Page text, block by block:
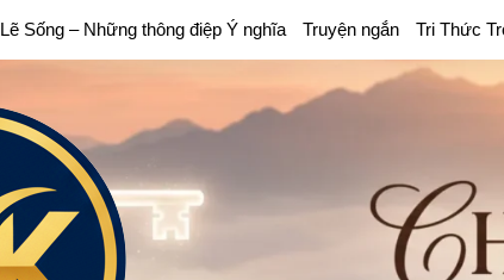
Lẽ Sống – Những thông điệp Ý nghĩa Truyện ngắn Tri Thức